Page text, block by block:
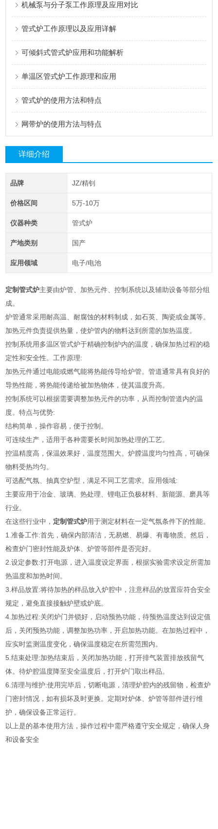
机械泵与分子泵工作原理及应用对比
管式炉工作原理以及应用详解
可倾斜式管式炉应用和功能解析
单温区管式炉工作原理和应用
管式炉的使用方法和特点
网带炉的使用方法与特点
详细介绍
品牌 JZ/精钊
价格区间 5万-10万
仪器种类 管式炉
产地类别 国产
应用领域 电子/电池
定制管式炉主要由炉管、加热元件、控制系统以及辅助设备等部分组
成。
炉管通常采用耐高温、耐腐蚀的材料制成，如石英、陶瓷或金属等。
加热元件负责提供热量，使炉管内的物料达到所需的加热温度。
控制系统用多温区管式炉于精确控制炉内的温度，确保加热过程的稳
定性和安全性。工作原理:
加热元件通过电能或燃气能将热能传导给炉管。管道通常具有良好的
导热性能，将热能传递给被加热物体，使其温度升高。
控制系统可以根据需要调整加热元件的功率，从而控制管道内的温
度。特点与优势:
结构简单，操作容易，便于控制。
可连续生产，适用于各种需要长时间加热处理的工艺。
控温精度高，保温效果好，温度范围大。炉膛温度均匀性高，可确保
物料受热均匀。
可选配气氛、抽真空炉型，满足不同工艺需求。应用领域:
主要应用于冶金、玻璃、热处理、锂电正负极材料、新能源、磨具等
行业。
在这些行业中， 定制管式炉用于测定材料在一定气氛条件下的性能。
1.准备工作:首先，确保内部清洁，无易燃、易爆、有毒物质。然后，
检查炉门密封性能及炉体、炉管等部件是否完好。
2.设定参数:打开电源，进入温度设定界面，根据实验需求设定所需加
热温度和加热时间。
3.样品放置:将待加热的样品放入炉腔中，注意样品的放置应符合安全
规定，避免直接接触炉壁或炉底。
4.加热过程:关闭炉门并锁好，启动预热功能，待预热温度达到设定值
后，关闭预热功能，调整加热功率，开启加热功能。在加热过程中，
应实时监测温度变化，确保温度稳定在所需范围内。
5.结束处理:加热结束后，关闭加热功能，打开排气装置排放残留气
体。待炉腔温度降至安全温度后，打开炉门取出样品。
6.清理与维护:使用完毕后，切断电源，清理炉腔内的残留物，检查炉
门密封情况，如有损坏及时更换。定期对炉体、炉管等部件进行维
护，确保设备正常运行。
以上是的基本使用方法，操作过程中需严格遵守安全规定，确保人身
和设备安全